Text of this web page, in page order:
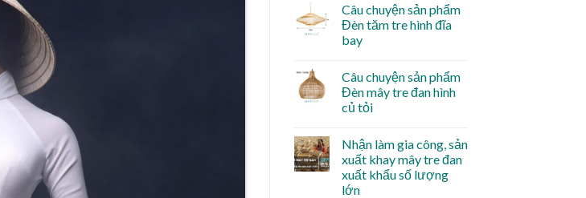
Câu chuyện sản phẩm
Đèn tăm tre hình đĩa
bay
Câu chuyện sản phẩm
Đèn mây tre đan hình
củ tỏi
Nhận làm gia công, sản
xuất khay mây tre đan
xuất khẩu số lượng
lớn